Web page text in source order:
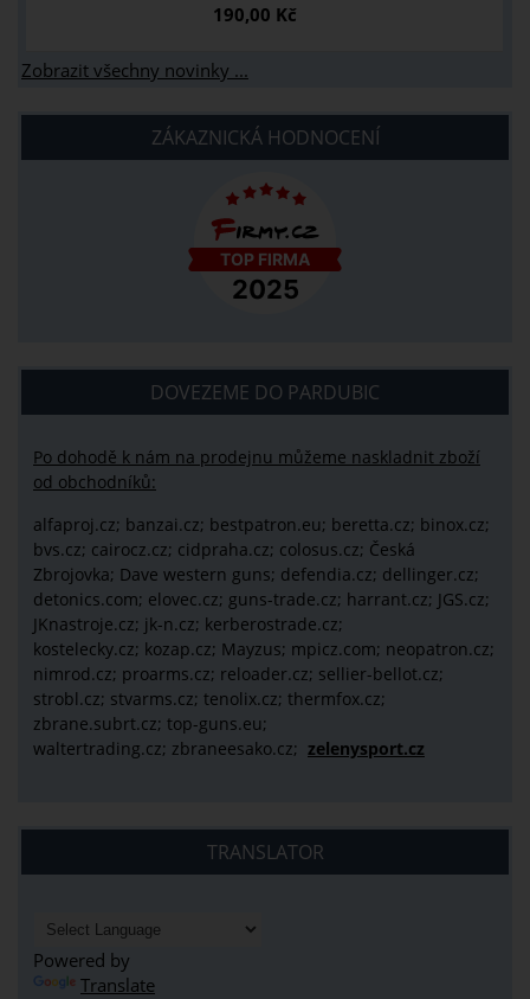
190,00 Kč
Zobrazit všechny novinky ...
ZÁKAZNICKÁ HODNOCENÍ
DOVEZEME DO PARDUBIC
Po dohodě k nám na prodejnu můžeme naskladnit zboží
od obchodníků:
alfaproj.cz; banzai.cz; bestpatron.eu; beretta.cz; binox.cz;
bvs.cz; cairocz.cz; cidpraha.cz; colosus.cz; Česká
Zbrojovka; Dave western guns; defendia.cz; dellinger.cz;
detonics.com; elovec.cz; guns-trade.cz; harrant.cz; JGS.cz;
JKnastroje.cz; jk-n.cz; kerberostrade.cz;
kostelecky.cz; kozap.cz; Mayzus; mpicz.com; neopatron.cz;
nimrod.cz; proarms.cz; reloader.cz; sellier-bellot.cz;
strobl.cz; stvarms.cz; tenolix.cz; thermfox.cz;
zbrane.subrt.cz; top-guns.eu;
waltertrading.cz; zbraneesako.cz; zelenysport.cz
TRANSLATOR
Powered by
Translate